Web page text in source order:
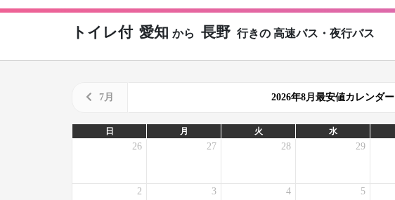
トイレ付 愛知 から 長野 行きの 高速バス・夜行バス
7月 2026年8月最安値カレンダー
日 月 火 水
26 27 28 29
2 3 4 5